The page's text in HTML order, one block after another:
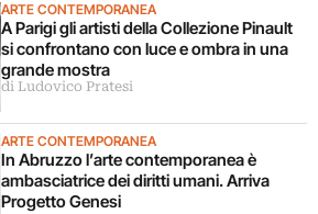
ARTE CONTEMPORANEA
A Parigi gli artisti della Collezione Pinault
si confrontano con luce e ombra in una
grande mostra
di Ludovico Pratesi
ARTE CONTEMPORANEA
In Abruzzo l’arte contemporanea è
ambasciatrice dei diritti umani. Arriva
Progetto Genesi